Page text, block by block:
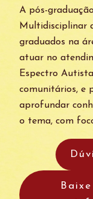
A pós-
Multidisciplinar
graduados na
atuar no
Espectro
comunitários, e
aprofundar
o tema, com